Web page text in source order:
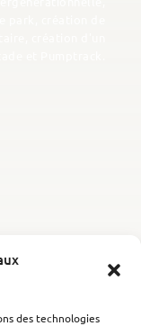
des technologies